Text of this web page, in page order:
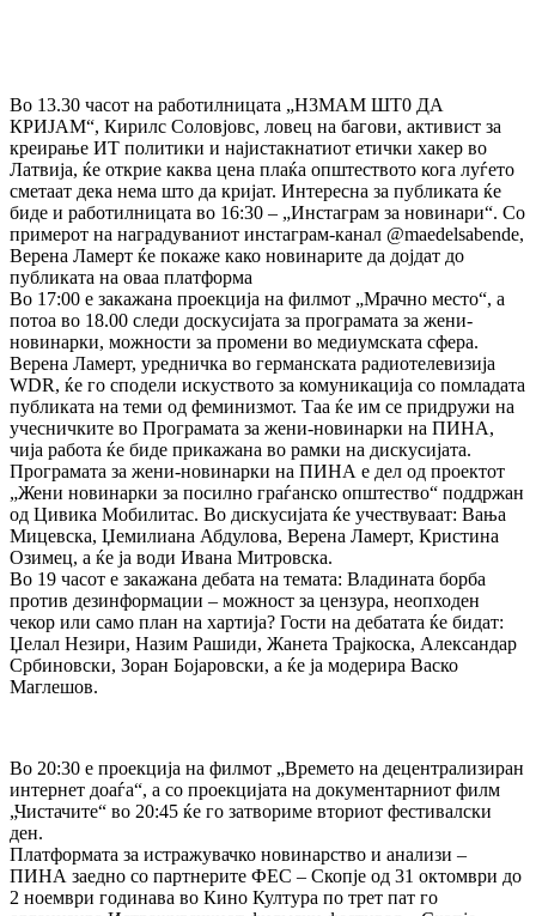
Во 13.30 часот на работилницата „Н3MAМ ШТ0 ДА
КРИЈАМ“, Кирилс Соловјовс, ловец на багови, активист за
креирање ИТ политики и најистакнатиот етички хакер во
Латвија, ќе открие каква цена плаќа општеството кога луѓето
сметаат дека нема што да кријат. Интересна за публиката ќе
биде и работилницата во 16:30 – „Инстаграм за новинари“. Со
примерот на наградуваниот инстаграм-канал @maedelsabende,
Верена Ламерт ќе покаже како новинарите да дојдат до
публиката на оваа платформа
Во 17:00 е закажана проекција на филмот „Мрачно место“, а
потоа во 18.00 следи доскусијата за програмата за жени-
новинарки, можности за промени во медиумската сфера.
Верена Ламерт, уредничка во германската радиотелевизија
WDR, ќе го сподели искуството за комуникација со помладата
публиката на теми од феминизмот. Таа ќе им се придружи на
учесничките во Програмата за жени-новинарки на ПИНА,
чија работа ќе биде прикажана во рамки на дискусијата.
Програмата за жени-новинарки на ПИНА е дел од проектот
„Жени новинарки за посилно граѓанско општество“ поддржан
од Цивика Мобилитас. Во дискусијата ќе учествуваат: Вања
Мицевска, Џемилиана Абдулова, Верена Ламерт, Кристина
Озимец, а ќе ја води Ивана Митровска.
Во 19 часот е закажана дебата на темата: Владината борба
против дезинформации – можност за цензура, неопходен
чекор или само план на хартија? Гости на дебатата ќе бидат:
Џелал Незири, Назим Рашиди, Жанета Трајкоска, Александар
Србиновски, Зоран Бојаровски, а ќе ја модерира Васко
Маглешов.
Во 20:30 е проекција на филмот „Времето на децентрализиран
интернет доаѓа“, а со проекцијата на документарниот филм
„Чистачите“ во 20:45 ќе го затвориме вториот фестивалски
ден.
Платформата за истражувачко новинарство и анализи –
ПИНА заедно со партнерите ФЕС – Скопје од 31 октомври до
2 ноември годинава во Кино Култура по трет пат го